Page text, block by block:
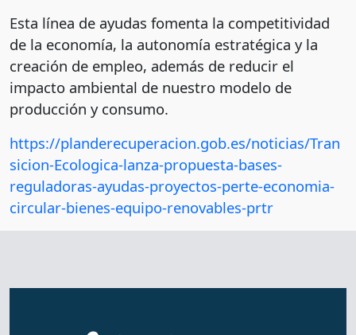
Esta línea de ayudas fomenta la competitividad
de la economía, la autonomía estratégica y la
creación de empleo, además de reducir el
impacto ambiental de nuestro modelo de
producción y consumo.
https://planderecuperacion.gob.es/noticias/Tran
sicion-Ecologica-lanza-propuesta-bases-
reguladoras-ayudas-proyectos-perte-economia-
circular-bienes-equipo-renovables-prtr